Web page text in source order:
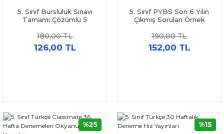
5. Sınıf Bursluluk Sınavı
Tamamı Çözümlü 5
Yayınları
180,00 TL
126,00 TL
5. Sınıf PYBS Son 6 Yılın
Çıkmış Soruları Örnek
190,00 TL
152,00 TL
%25 %15